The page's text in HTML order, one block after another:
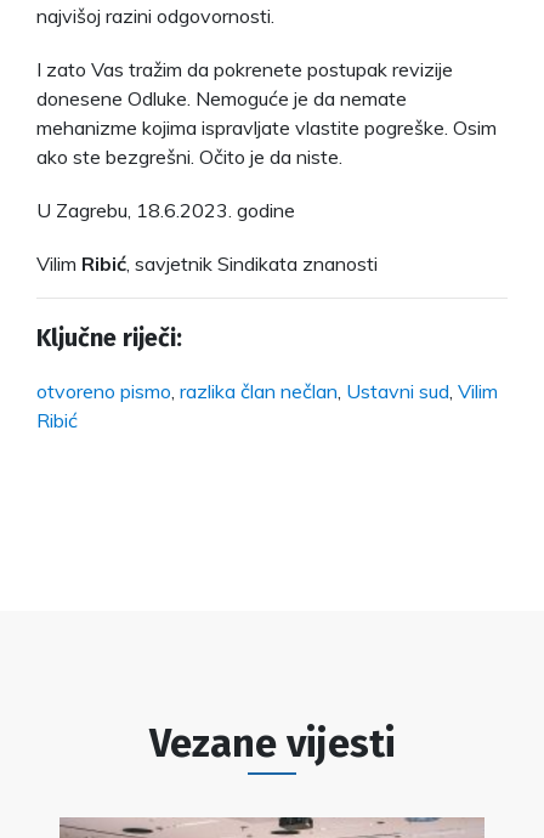
najvišoj razini odgovornosti.
I zato Vas tražim da pokrenete postupak revizije
donesene Odluke. Nemoguće je da nemate
mehanizme kojima ispravljate vlastite pogreške. Osim
ako ste bezgrešni. Očito je da niste.
U Zagrebu, 18.6.2023. godine
Vilim Ribić , savjetnik Sindikata znanosti
Ključne riječi:
otvoreno pismo razlika član nečlan Ustavni sud Vilim
Ribić
Vezane vijesti